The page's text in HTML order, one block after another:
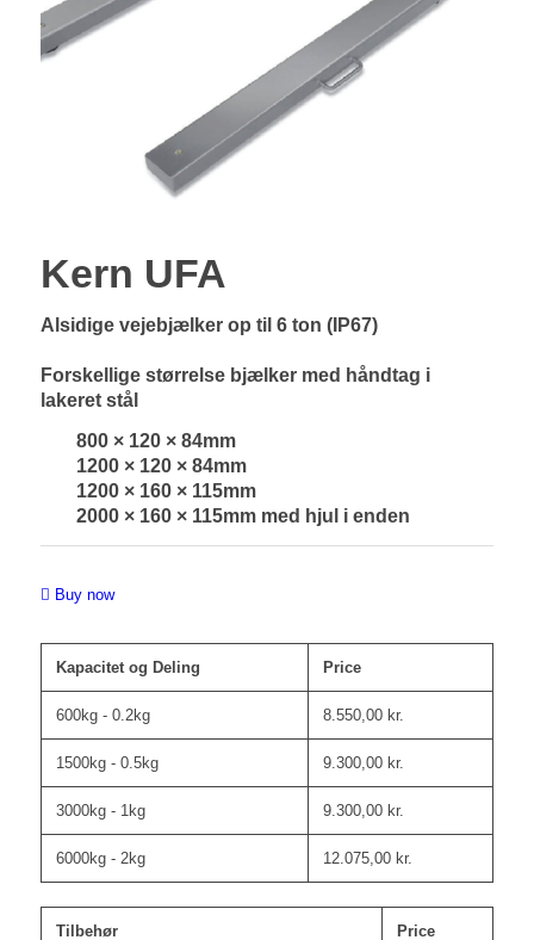
Kern UFA
Alsidige vejebjælker op til 6 ton (IP67)
Forskellige størrelse bjælker med håndtag i
lakeret stål
800 × 120 × 84mm
1200 × 120 × 84mm
1200 × 160 × 115mm
2000 × 160 × 115mm med hjul i enden
Buy now
Kapacitet og Deling Price
600kg - 0.2kg 8.550,00 kr.
1500kg - 0.5kg 9.300,00 kr.
3000kg - 1kg 9.300,00 kr.
6000kg - 2kg 12.075,00 kr.
Tilbehør Price